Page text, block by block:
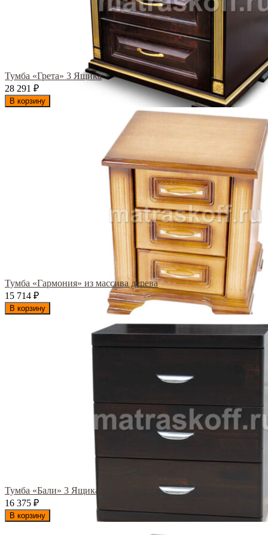
Тумба «Грета» 3 Ящика
28 291
₽
В корзину
Тумба «Гармония» из массива дерева
15 714 ₽
В корзину
Тумба «Бали» 3 Ящика
16 375 ₽
В корзину